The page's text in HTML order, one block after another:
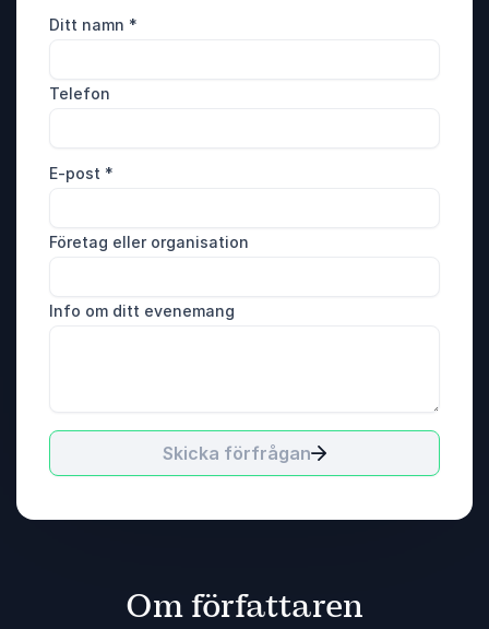
Ditt namn *
Telefon
E-post *
Företag eller organisation
Info om ditt evenemang
Skicka förfrågan
Om författaren